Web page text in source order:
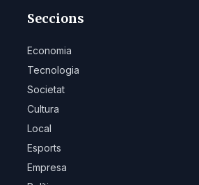
Seccions
Economia
Tecnologia
Societat
Cultura
Local
Esports
Empresa